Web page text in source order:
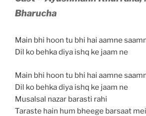
Bharucha
Main bhi hoon tu bhi hai aamne
Dil ko behka diya ishq ke jaam ne
Main bhi hoon tu bhi hai aamne
Dil ko behka diya ishq ke jaam ne
Musalsal nazar barasti rahi
Taraste hain hum bheege barsaat